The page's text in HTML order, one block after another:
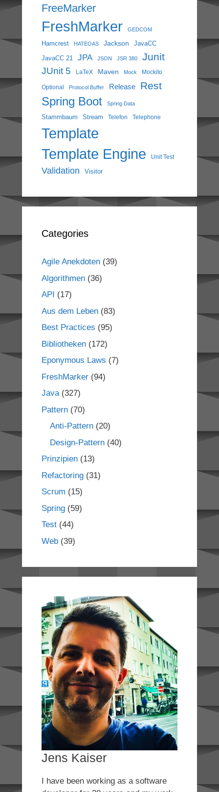
FreeMarker
FreshMarker GEDCOM
Hamcrest HATEOAS Jackson JavaCC
JavaCC 21 JPA JSON JSR 380 Junit
JUnit 5 LaTeX Maven Mock Mockito
Optional Protocol Buffer Release Rest
Spring Boot Spring Data
Stammbaum Stream Telefon Telephone
Template
Template Engine Unit Test
Validation Visitor
Categories
Agile Anekdoten(39)
Algorithmen(36)
API (17)
Aus dem Leben(83)
Best Practices (95)
Bibliotheken(172)
Eponymous Laws (7)
FreshMarker(94)
Java(327)
Pattern(70)
Anti-Pattern(20)
Design-Pattern(40)
Prinzipien(13)
Refactoring(31)
Scrum (15)
Spring(59)
Test(44)
Web(39)
Jens Kaiser
I have been working as a software